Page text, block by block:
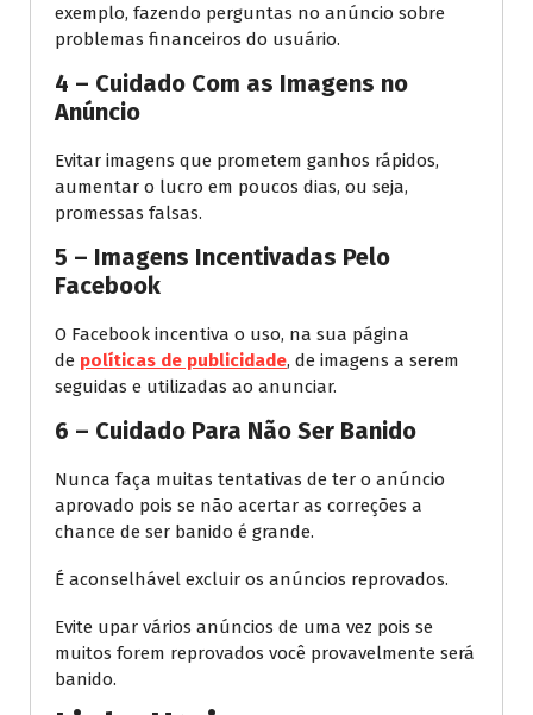
exemplo, fazendo perguntas no anúncio sobre
problemas financeiros do usuário.
4 – Cuidado Com as Imagens no
Anúncio
Evitar imagens que prometem ganhos rápidos,
aumentar o lucro em poucos dias, ou seja,
promessas falsas.
5 – Imagens Incentivadas Pelo
Facebook
O Facebook incentiva o uso, na sua página
de políticas de publicidade, de imagens a serem
seguidas e utilizadas ao anunciar.
6 – Cuidado Para Não Ser Banido
Nunca faça muitas tentativas de ter o anúncio
aprovado pois se não acertar as correções a
chance de ser banido é grande.
É aconselhável excluir os anúncios reprovados.
Evite upar vários anúncios de uma vez pois se
muitos forem reprovados você provavelmente será
banido.